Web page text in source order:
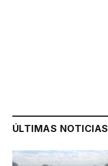
ÚLTIMAS NOTICIAS